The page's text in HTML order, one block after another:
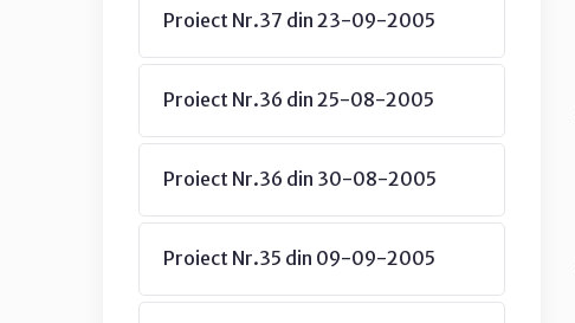
Proiect Nr.37 din 23-09-2005
Proiect Nr.36 din 25-08-2005
Proiect Nr.36 din 30-08-2005
Proiect Nr.35 din 09-09-2005